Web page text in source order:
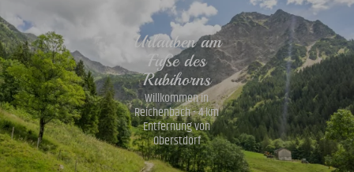
2 Erwachsene
Grüss Gott
Ferienwohnungen
Reichenbach
Natur & Freizeit
Urlauben am
Fuße des
Rubihorns
Willkommen in
Reichenbach - 4 km
Entfernung von
Oberstdorf